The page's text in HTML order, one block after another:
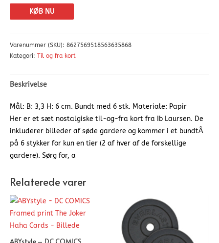
KØB NU
Varenummer (SKU): 8627569518563635868
Kategori: Til og fra kort
Beskrivelse
Mål: B: 3,3 H: 6 cm. Bundt med 6 stk. Materiale: Papir
Her er et sæt nostalgiske til-og-fra kort fra Ib Laursen. De
inkluderer billeder af søde gardere og kommer i et bundtÂ
på 6 stykker for kun en tier (2 af hver af de forskellige
gardere). Sørg for, a
Relaterede varer